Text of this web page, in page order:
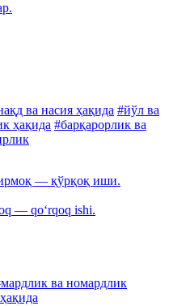
ва насия ҳақида #йўл ва
ҳақида #барқарорлик ва
— қўрқоқ иши.
— qo‘rqoq ishi.
ва номардлик